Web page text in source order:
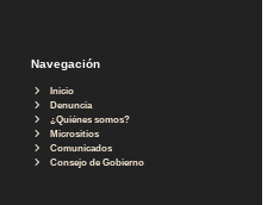
Navegación
Inicio
Denuncia
¿Quiénes somos?
Micrositios
Comunicados
Consejo de Gobierno